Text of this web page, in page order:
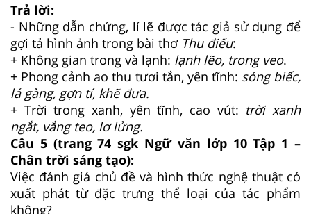
Trả lời:
- Những dẫn chứng, lí lẽ được tác giả sử dụng để
gợi tả hình ảnh trong bài thơ Thu điếu:
+ Không gian trong và lạnh: lạnh lẽo, trong veo.
+ Phong cảnh ao thu tươi tắn, yên tĩnh: sóng biếc,
lá gàng, gợn tí, khẽ đưa.
+ Trời trong xanh, yên tĩnh, cao vút: trời xanh
ngắt, vắng teo, lơ lửng.
Câu 5 (trang 74 sgk Ngữ văn lớp 10 Tập 1 –
Chân trời sáng tạo):
Việc đánh giá chủ đề và hình thức nghệ thuật có
xuất phát từ đặc trưng thể loại của tác phẩm
không?